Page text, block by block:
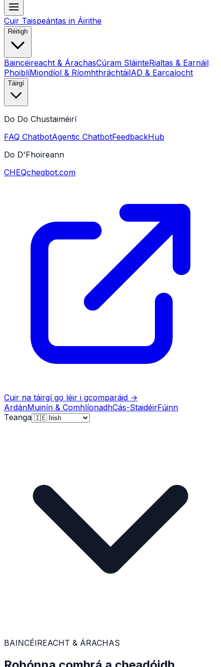
Cuir Taispeántas in Áirithe
Réitigh
Baincéireacht & ÁrachasCúram SláinteRialtas & Earnáil
PhoiblíMiondíol & RíomhthráchtáilAD & Earcaíocht
Táirgí
Do Do Chustaiméirí
FAQ ChatbotAgentic ChatbotFeedbackHub
Do D'Fhoireann
CHEQcheqbot.com
Cuir na táirgí go léir i gcomparáid →
ArdánMuinín & ComhlíonadhCás-StaidéirFúinn
Teanga
BAINCÉIREACHT & ÁRACHAS